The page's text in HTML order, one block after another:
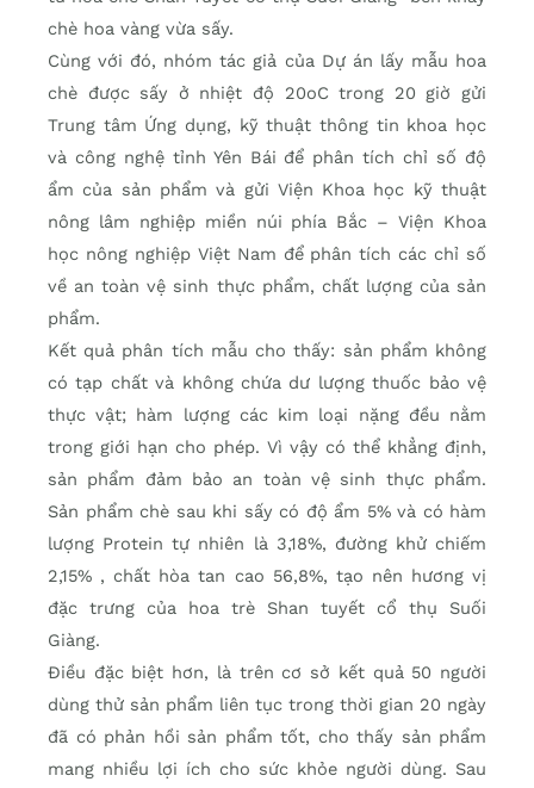
chè hoa vàng vừa sấy.
Cùng với đó, nhóm tác giả của Dự án lấy mẫu hoa
chè được sấy ở nhiệt độ 20oC trong 20 giờ gửi
Trung tâm Ứng dụng, kỹ thuật thông tin khoa học
và công nghệ tỉnh Yên Bái để phân tích chỉ số độ
ẩm của sản phẩm và gửi Viện Khoa học kỹ thuật
nông lâm nghiệp miền núi phía Bắc – Viện Khoa
học nông nghiệp Việt Nam để phân tích các chỉ số
về an toàn vệ sinh thực phẩm, chất lượng của sản
phẩm.
Kết quả phân tích mẫu cho thấy: sản phẩm không
có tạp chất và không chứa dư lượng thuốc bảo vệ
thực vật; hàm lượng các kim loại nặng đều nằm
trong giới hạn cho phép. Vì vậy có thể khẳng định,
sản phẩm đảm bảo an toàn vệ sinh thực phẩm.
Sản phẩm chè sau khi sấy có độ ẩm 5% và có hàm
lượng Protein tự nhiên là 3,18%, đường khử chiếm
2,15% , chất hòa tan cao 56,8%, tạo nên hương vị
đặc trưng của hoa trè Shan tuyết cổ thụ Suối
Giàng.
Điều đặc biệt hơn, là trên cơ sở kết quả 50 người
dùng thử sản phẩm liên tục trong thời gian 20 ngày
đã có phản hồi sản phẩm tốt, cho thấy sản phẩm
mang nhiều lợi ích cho sức khỏe người dùng. Sau